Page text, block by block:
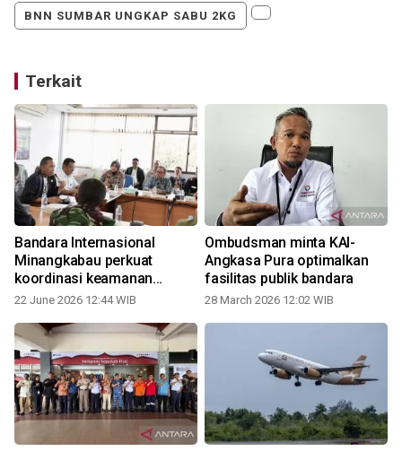
BNN SUMBAR UNGKAP SABU 2KG
Terkait
Bandara Internasional
Minangkabau perkuat
koordinasi keamanan
melalui pertemuan komite
tahun 2026
22 June 2026 12:44 WIB
Ombudsman minta KAI-
Angkasa Pura optimalkan
fasilitas publik bandara
28 March 2026 12:02 WIB